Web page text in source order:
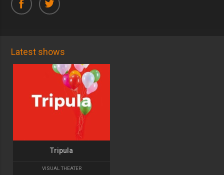
Latest shows
Tripula
VISUAL THEATER